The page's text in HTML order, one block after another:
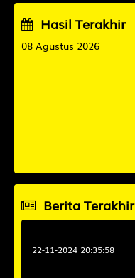
Hasil Terakhir
08 Agustus 2026
Berita Terakhir
22-11-2024 20:35:58